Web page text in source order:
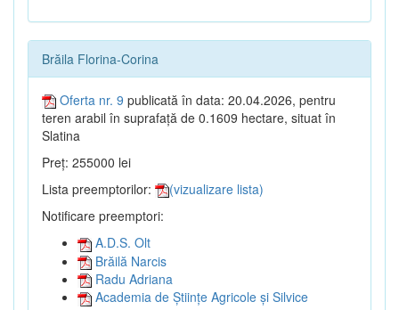
Brăila Florina-Corina
Oferta nr. 9 publicată în data: 20.04.2026, pentru
teren arabil în suprafață de 0.1609 hectare, situat în
Slatina
Preț: 255000 lei
Lista preemptorilor:
(vizualizare lista)
Notificare preemptori:
A.D.S. Olt
Brăilă Narcis
Radu Adriana
Academia de Științe Agricole și Silvice